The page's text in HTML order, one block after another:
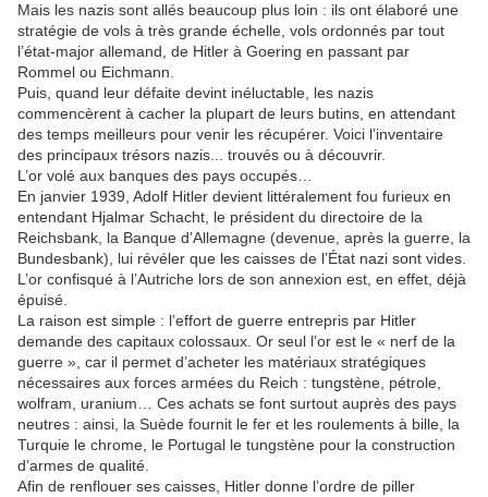
Mais les nazis sont allés beaucoup plus loin : ils ont élaboré une
stratégie de vols à très grande échelle, vols ordonnés par tout
l’état-major allemand, de Hitler à Goering en passant par
Rommel ou Eichmann.
Puis, quand leur défaite devint inéluctable, les nazis
commencèrent à cacher la plupart de leurs butins, en attendant
des temps meilleurs pour venir les récupérer. Voici l’inventaire
des principaux trésors nazis... trouvés ou à découvrir.
L’or volé aux banques des pays occupés…
En janvier 1939, Adolf Hitler devient littéralement fou furieux en
entendant Hjalmar Schacht, le président du directoire de la
Reichsbank, la Banque d’Allemagne (devenue, après la guerre, la
Bundesbank), lui révéler que les caisses de l’État nazi sont vides.
L’or confisqué à l’Autriche lors de son annexion est, en effet, déjà
épuisé.
La raison est simple : l’effort de guerre entrepris par Hitler
demande des capitaux colossaux. Or seul l’or est le « nerf de la
guerre », car il permet d’acheter les matériaux stratégiques
nécessaires aux forces armées du Reich : tungstène, pétrole,
wolfram, uranium… Ces achats se font surtout auprès des pays
neutres : ainsi, la Suède fournit le fer et les roulements à bille, la
Turquie le chrome, le Portugal le tungstène pour la construction
d’armes de qualité.
Afin de renflouer ses caisses, Hitler donne l’ordre de piller